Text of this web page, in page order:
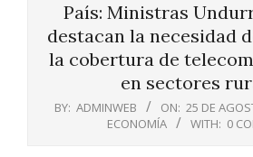
País: Ministras
destacan la necesidad
la cobertura de
en sectores
BY: ADMINWEB ON: 25 DE
ECONOMÍA
WITH: 0